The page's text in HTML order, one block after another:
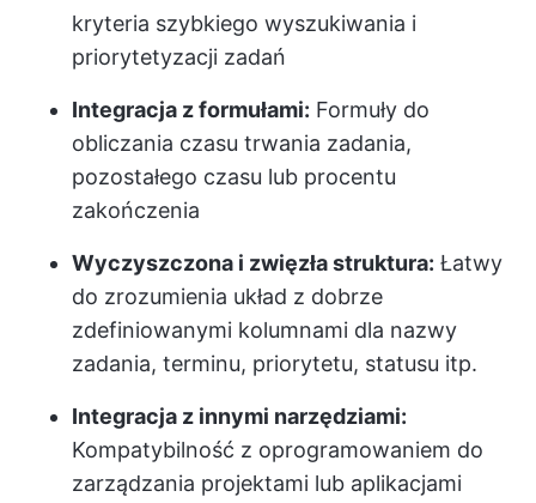
kryteria szybkiego wyszukiwania i
priorytetyzacji zadań
Integracja z formułami: Formuły do
obliczania czasu trwania zadania,
pozostałego czasu lub procentu
zakończenia
Wyczyszczona i zwięzła struktura: Łatwy
do zrozumienia układ z dobrze
zdefiniowanymi kolumnami dla nazwy
zadania, terminu, priorytetu, statusu itp.
Integracja z innymi narzędziami:
Kompatybilność z oprogramowaniem do
zarządzania projektami lub aplikacjami